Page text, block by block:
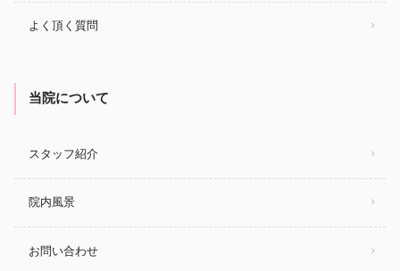
よく頂く質問
当院について
スタッフ紹介
院内風景
お問い合わせ